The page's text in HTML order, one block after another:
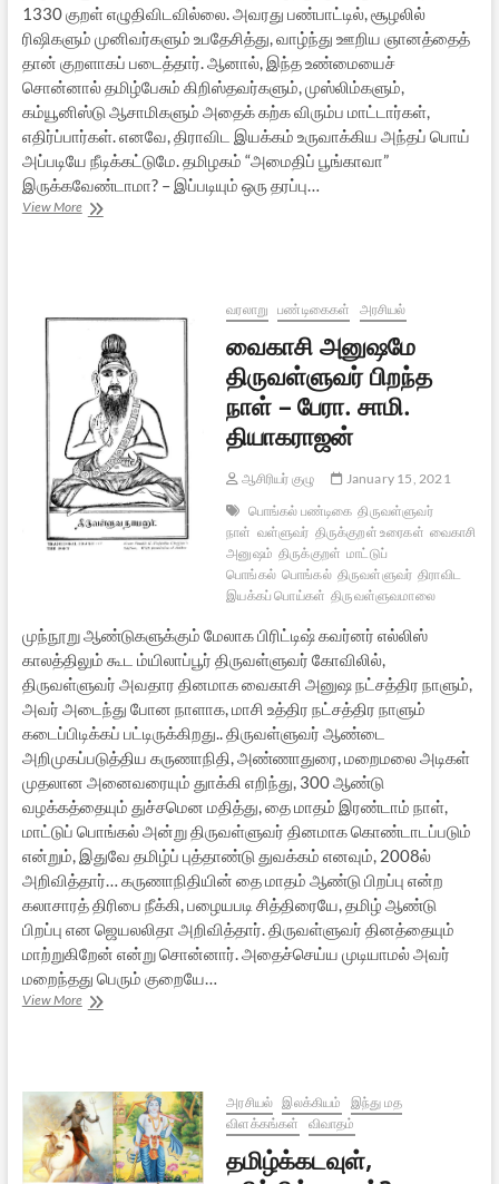
1330 குறள் எழுதிவிடவில்லை. அவரது பண்பாட்டில், சூழலில்
ரிஷிகளும் முனிவர்களும் உபதேசித்து, வாழ்ந்து ஊறிய ஞானத்தைத்
தான் குறளாகப் படைத்தார். ஆனால், இந்த உண்மையைச்
சொன்னால் தமிழ்பேசும் கிறிஸ்தவர்களும், முஸ்லிம்களும்,
கம்யூனிஸ்டு ஆசாமிகளும் அதைக் கற்க விரும்ப மாட்டார்கள்,
எதிர்ப்பார்கள். எனவே, திராவிட இயக்கம் உருவாக்கிய அந்தப் பொய்
அப்படியே நீடிக்கட்டுமே. தமிழகம் “அமைதிப் பூங்காவா”
இருக்கவேண்டாமா? – இப்படியும் ஒரு தரப்பு…
View Moreதிருக்குறளும்
வரலாறு பண்டிகைகள் அரசியல்
வைகாசி அனுஷமே
திருவள்ளுவர் பிறந்த
நாள் – பேரா. சாமி.
தியாகராஜன்
ஆசிரியர் குழு
January 15, 2021
பொங்கல் பண்டிகை திருவள்ளுவர்
நாள் வள்ளுவர் திருக்குறள் உரைகள் வைகாசி
அனுஷம் திருக்குறள் மாட்டுப்
பொங்கல் பொங்கல் திருவள்ளுவர் திராவிட
இயக்கப் பொய்கள் திருவள்ளுவமாலை
முந்நூறு ஆண்டுகளுக்கும் மேலாக பிரிட்டிஷ் கவர்னர் எல்லிஸ்
காலத்திலும் கூட ம்யிலாப்பூர் திருவள்ளுவர் கோவிலில்,
திருவள்ளுவர் அவதார தினமாக வைகாசி அனுஷ நட்சத்திர நாளும்,
அவர் அடைந்து போன நாளாக, மாசி உத்திர நட்சத்திர நாளும்
கடைப்பிடிக்கப் பட்டிருக்கிறது.. திருவள்ளுவர் ஆண்டை
அறிமுகப்படுத்திய கருணாநிதி, அண்ணாதுரை, மறைமலை அடிகள்
முதலான அனைவரையும் துாக்கி எறிந்து, 300 ஆண்டு
வழக்கத்தையும் துச்சமென மதித்து, தை மாதம் இரண்டாம் நாள்,
மாட்டுப் பொங்கல் அன்று திருவள்ளுவர் தினமாக கொண்டாடப்படும்
என்றும், இதுவே தமிழ்ப் புத்தாண்டு துவக்கம் எனவும், 2008ல்
அறிவித்தார்… கருணாநிதியின் தை மாதம் ஆண்டு பிறப்பு என்ற
கலாசாரத் திரிபை நீக்கி, பழையபடி சித்திரையே, தமிழ் ஆண்டு
பிறப்பு என ஜெயலலிதா அறிவித்தார். திருவள்ளுவர் தினத்தையும்
மாற்றுகிறேன் என்று சொன்னார். அதைச்செய்ய முடியாமல் அவர்
மறைந்தது பெரும் குறையே…
View Moreவைகாசி
–
பேரா.
சாமி.
தியாகராஜன்
அரசியல் இலக்கியம்
இந்து மத
விளக்கங்கள்
விவாதம்
தமிழ்க்கடவுள்,